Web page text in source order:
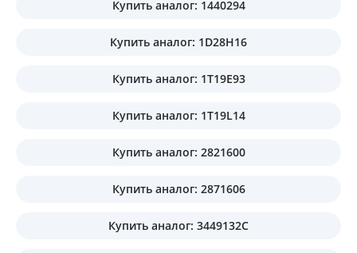
Купить аналог: 1440294
Купить аналог: 1D28H16
Купить аналог: 1T19E93
Купить аналог: 1T19L14
Купить аналог: 2821600
Купить аналог: 2871606
Купить аналог: 3449132C